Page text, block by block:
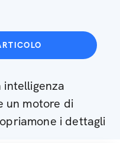
intelligenza
un motore di
i dettagli